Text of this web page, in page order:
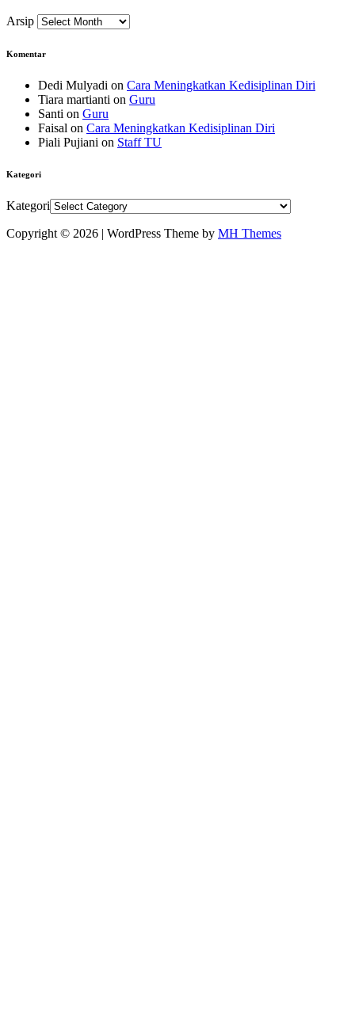
Arsip
Komentar
Dedi Mulyadi on Cara Meningkatkan Kedisiplinan Diri
Tiara martianti on Guru
Santi on Guru
Faisal on Cara Meningkatkan Kedisiplinan Diri
Piali Pujiani on Staff TU
Kategori
Kategori
Copyright © 2026 | WordPress Theme by MH Themes